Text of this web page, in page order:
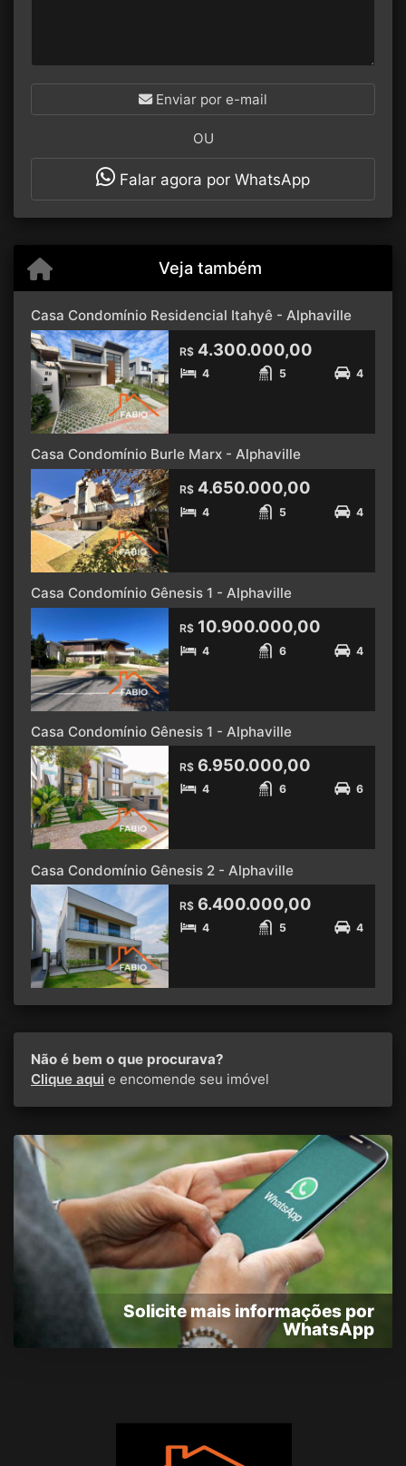
Enviar por e-mail
OU
Falar agora por WhatsApp
Veja também
Casa Condomínio Residencial Itahyê - Alphaville
R$ 4.300.000,00
4 5 4
Casa Condomínio Burle Marx - Alphaville
R$ 4.650.000,00
4 5 4
Casa Condomínio Gênesis 1 - Alphaville
R$ 10.900.000,00
4 6 4
Casa Condomínio Gênesis 1 - Alphaville
R$ 6.950.000,00
4 6 6
Casa Condomínio Gênesis 2 - Alphaville
R$ 6.400.000,00
4 5 4
Não é bem o que procurava?
Clique aqui e encomende seu imóvel
Solicite mais informações por
WhatsApp